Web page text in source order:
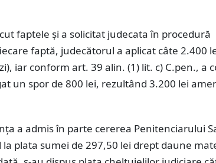
faptele și a solicitat judecata în procedură
faptă, judecătorul a aplicat câte 2.400
iar conform art. 39 alin. (1) lit. c) C.pen., a
un spor de 800 lei, rezultând 3.200 lei
a admis în parte cererea Penitenciarului
plata sumei de 297,50 lei drept daune